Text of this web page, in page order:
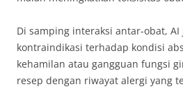
Di samping interaksi antar-obat, AI
kontraindikasi terhadap kondisi
kehamilan atau gangguan fungsi
resep dengan riwayat alergi yang